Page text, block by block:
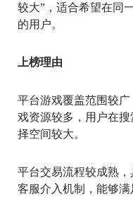
较大”，适合希望在同
的用户。
上榜理由
平台游戏覆盖范围较
戏资源较多，用户在
择空间较大。
平台交易流程较成熟
客服介入机制，能够满